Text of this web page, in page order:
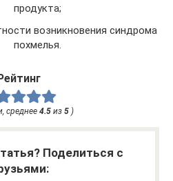
продукта;
возникновения синдрома
похмелья.
среднее 4.5 из 5 )
Поделиться с